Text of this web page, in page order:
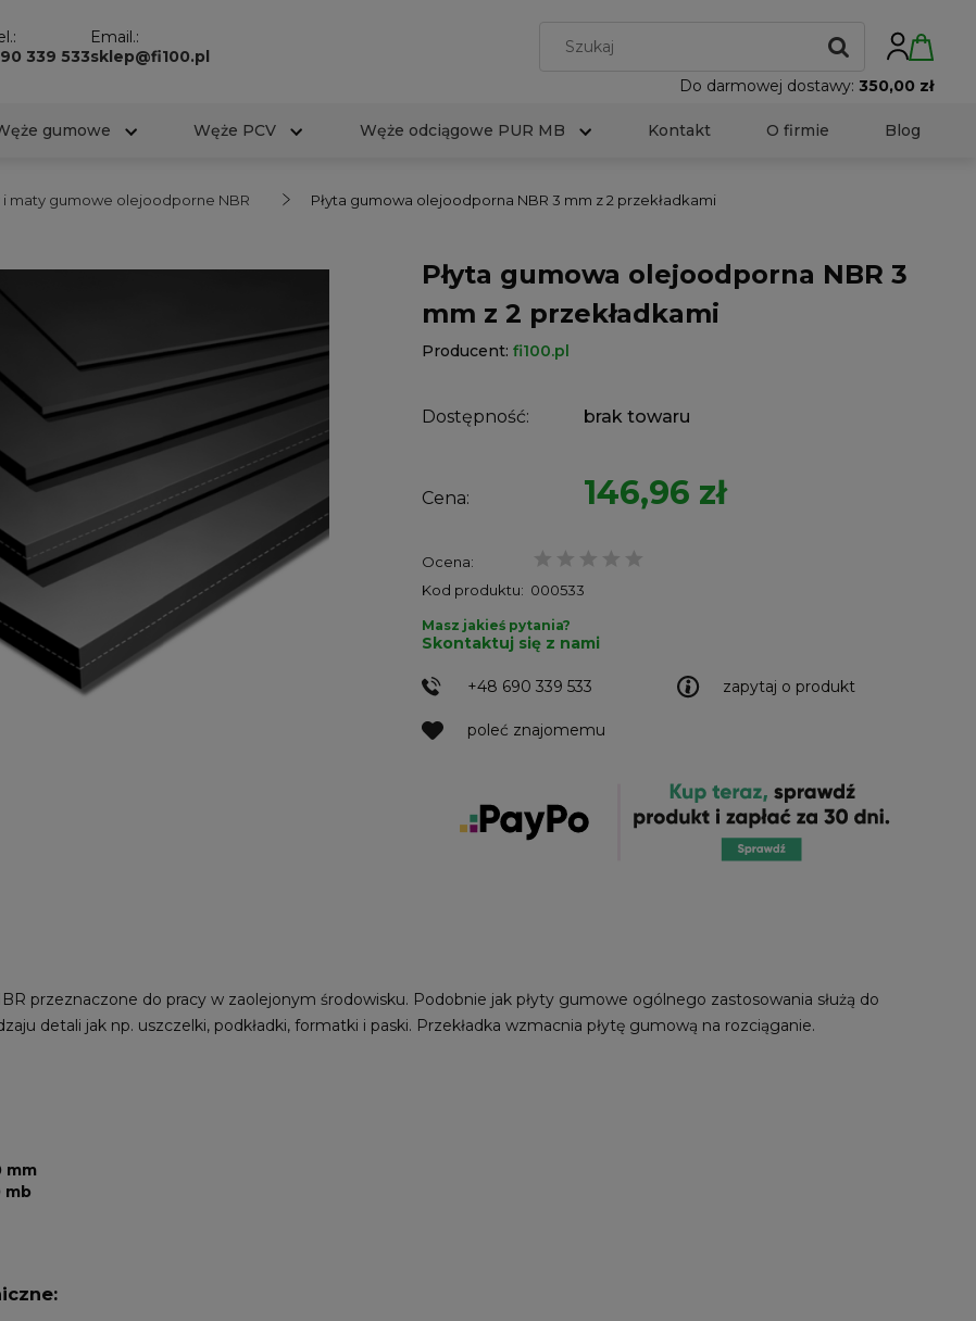
339 533
Email.:
sklep@fi100.pl
Do darmowej dostawy: 350,00 zł
gumowe Węże PCV Węże odciągowe PUR MB Kontakt O firmie Blog
i maty gumowe olejoodporne NBR Płyta gumowa olejoodporna NBR 3 mm z 2 przekładkami
Płyta gumowa olejoodporna NBR 3
mm z 2 przekładkami
Producent: fi100.pl
Dostępność: brak towaru
Cena: 146,96 zł
Ocena:
Kod produktu: 000533
zapytaj o produkt
poleć znajomemu
Masz jakieś pytania?
Skontaktuj się z nami
+48 690 339 533
przeznaczone do pracy w zaolejonym środowisku. Podobnie jak płyty gumowe ogólnego zastosowania służą do
detali jak np. uszczelki, podkładki, formatki i paski. Przekładka wzmacnia płytę gumową na rozciąganie.
mm
mb